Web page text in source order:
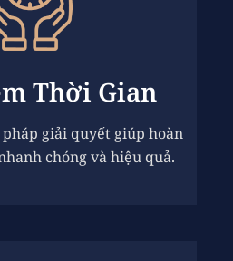
Thời Gian
giải quyết giúp hoàn
chóng và hiệu quả.